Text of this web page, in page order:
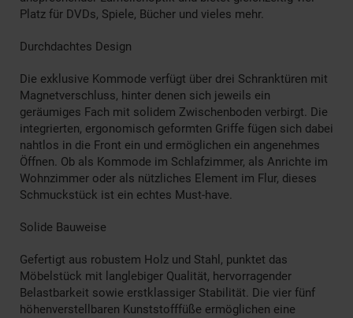
Platz für DVDs, Spiele, Bücher und vieles mehr.
Durchdachtes Design
Die exklusive Kommode verfügt über drei Schranktüren mit
Magnetverschluss, hinter denen sich jeweils ein
geräumiges Fach mit solidem Zwischenboden verbirgt. Die
integrierten, ergonomisch geformten Griffe fügen sich dabei
nahtlos in die Front ein und ermöglichen ein angenehmes
Öffnen. Ob als Kommode im Schlafzimmer, als Anrichte im
Wohnzimmer oder als nützliches Element im Flur, dieses
Schmuckstück ist ein echtes Must-have.
Solide Bauweise
Gefertigt aus robustem Holz und Stahl, punktet das
Möbelstück mit langlebiger Qualität, hervorragender
Belastbarkeit sowie erstklassiger Stabilität. Die vier fünf
höhenverstellbaren Kunststofffüße ermöglichen eine